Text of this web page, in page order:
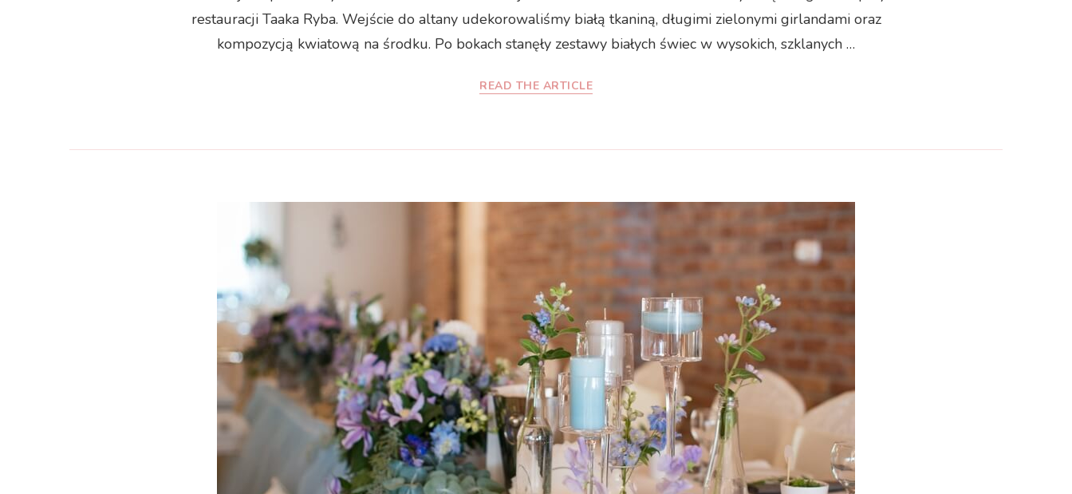
restauracji Taaka Ryba. Wejście do altany udekorowaliśmy białą tkaniną, długimi zielonymi girlandami oraz
kompozycją kwiatową na środku. Po bokach stanęły zestawy białych świec w wysokich, szklanych …
READ THE ARTICLE